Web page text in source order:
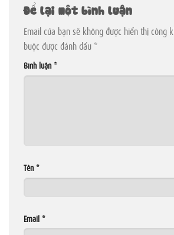
Để lại một bình luận
Email của bạn sẽ không được hiển thị công
buộc được đánh dấu *
Bình luận *
Tên *
Email *